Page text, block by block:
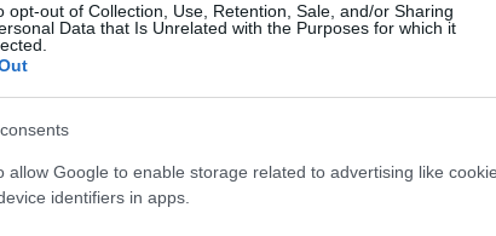
opt-out of Collection, Use, Retention, Sale, and/or Sharing
Data that Is Unrelated with the Purposes for which it
allow Google to enable storage related to advertising like
identifiers in apps.
a pozíciójából Greg Maffei, a Forma–1-et
tűnik, hogy ezzel nem ér véget a sportág
Plooij, a holland Ziggo Sport riportere
az F1 elnök-vezérigazgatójának
nem fogja meghosszabbítani 2025 végén
is megerősítette